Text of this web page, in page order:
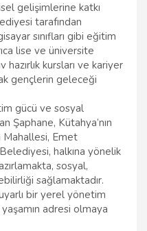
gelişimlerine katkı
tarafından
sınıfları gibi eğitim
lise ve üniversite
kursları ve kariyer
gençlerin geleceği
gücü ve sosyal
Şaphane, Kütahya’nın
Emet
halkına yönelik
sosyal,
sağlamaktadır.
bir yerel yönetim
adresi olmaya